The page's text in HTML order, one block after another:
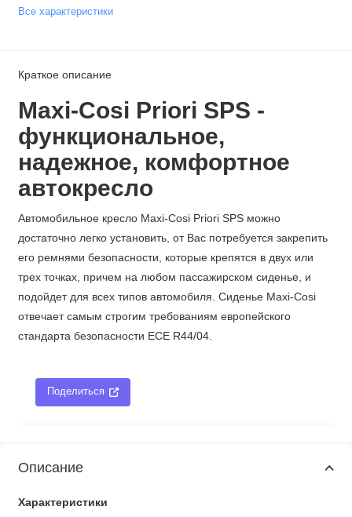
Все характеристики
Краткое описание
Maxi-Cosi Priori SPS -
функциональное,
надежное, комфортное
автокресло
Автомoбильное крeслo Maxi-Cosi Priori SPS можно
достаточно легко установить, от Вас потребуется закрепить
его ремнями безопасности, которые крепятся в двух или
трех точках, причем на любом пассажирском сиденье, и
подойдет для всех типов автомобиля. Сиденье Maxi-Cosi
отвечает самым строгим требованиям европейского
стандарта безопасности ECE R44/04.
Поделиться
Описание
Характеристики